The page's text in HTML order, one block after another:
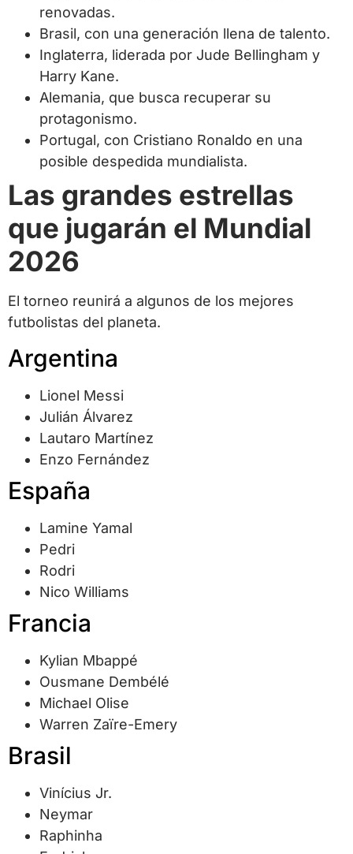
renovadas.
Brasil, con una generación llena de talento.
Inglaterra, liderada por Jude Bellingham y
Harry Kane.
Alemania, que busca recuperar su
protagonismo.
Portugal, con Cristiano Ronaldo en una
posible despedida mundialista.
Las grandes estrellas
que jugarán el Mundial
2026
El torneo reunirá a algunos de los mejores
futbolistas del planeta.
Argentina
Lionel Messi
Julián Álvarez
Lautaro Martínez
Enzo Fernández
España
Lamine Yamal
Pedri
Rodri
Nico Williams
Francia
Kylian Mbappé
Ousmane Dembélé
Michael Olise
Warren Zaïre-Emery
Brasil
Vinícius Jr.
Neymar
Raphinha